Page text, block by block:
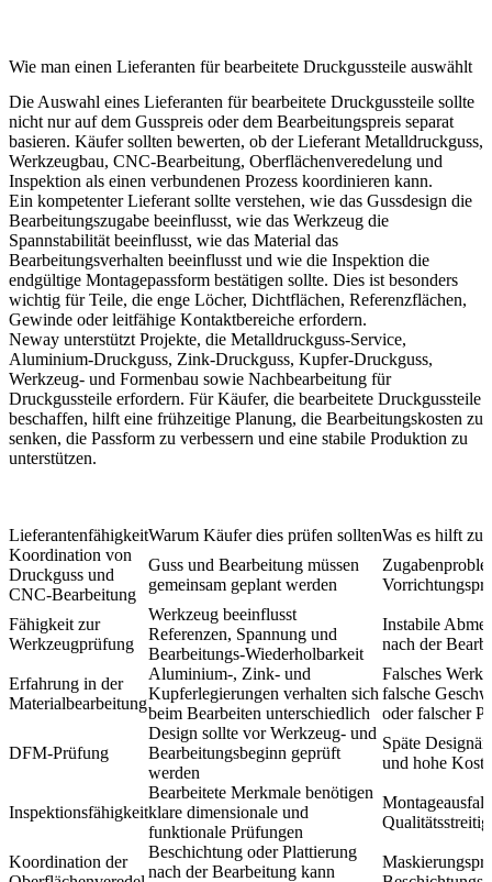
Wie man einen Lieferanten für bearbeitete Druckgussteile auswählt
Die Auswahl eines Lieferanten für bearbeitete Druckgussteile sollte
nicht nur auf dem Gusspreis oder dem Bearbeitungspreis separat
basieren. Käufer sollten bewerten, ob der Lieferant Metalldruckguss,
Werkzeugbau, CNC-Bearbeitung, Oberflächenveredelung und
Inspektion als einen verbundenen Prozess koordinieren kann.
Ein kompetenter Lieferant sollte verstehen, wie das Gussdesign die
Bearbeitungszugabe beeinflusst, wie das Werkzeug die
Spannstabilität beeinflusst, wie das Material das
Bearbeitungsverhalten beeinflusst und wie die Inspektion die
endgültige Montagepassform bestätigen sollte. Dies ist besonders
wichtig für Teile, die enge Löcher, Dichtflächen, Referenzflächen,
Gewinde oder leitfähige Kontaktbereiche erfordern.
Neway unterstützt Projekte, die Metalldruckguss-Service,
Aluminium-Druckguss, Zink-Druckguss, Kupfer-Druckguss,
Werkzeug- und Formenbau sowie Nachbearbeitung für
Druckgussteile erfordern. Für Käufer, die bearbeitete Druckgussteile
beschaffen, hilft eine frühzeitige Planung, die Bearbeitungskosten zu
senken, die Passform zu verbessern und eine stabile Produktion zu
unterstützen.
LieferantenfähigkeitWarum Käufer dies prüfen solltenWas es hilft zu
Koordination von
Druckguss und
CNC-Bearbeitung
Guss und Bearbeitung müssen
gemeinsam geplant werden
Fähigkeit zur
Werkzeugprüfung
Werkzeug beeinflusst
Referenzen, Spannung und
Bearbeitungs-Wiederholbarkeit
Instabile
nach der
Erfahrung in der
Materialbearbeitung
Aluminium-, Zink- und
Kupferlegierungen verhalten sich
beim Bearbeiten unterschiedlich
Falsches
falsche
oder falscher
DFM-Prüfung
Design sollte vor Werkzeug- und
Bearbeitungsbeginn geprüft
werden
Späte
und hohe
Inspektionsfähigkeit
Bearbeitete Merkmale benötigen
klare dimensionale und
funktionale Prüfungen
Koordination der
Beschichtung oder Plattierung
nach der Bearbeitung kann